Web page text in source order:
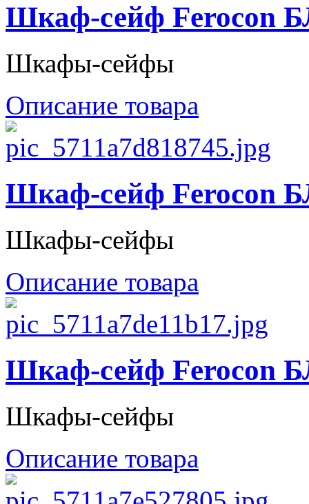
Шкаф-сейф Ferocon
Шкафы-сейфы
Описание товара
Шкаф-сейф Ferocon
Шкафы-сейфы
Описание товара
Шкаф-сейф Ferocon
Шкафы-сейфы
Описание товара